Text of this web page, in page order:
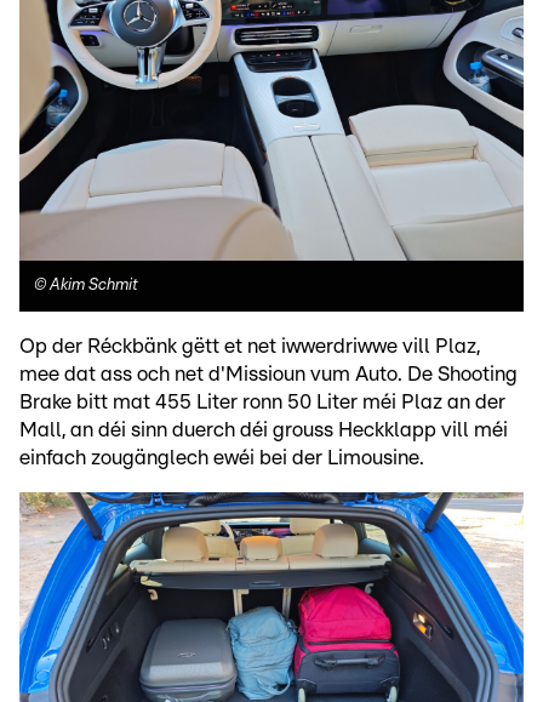
©Akim Schmit
Op der Réckbänk gëtt et net iwwerdriwwe vill Plaz,
mee dat ass och net d'Missioun vum Auto. De Shooting
Brake bitt mat 455 Liter ronn 50 Liter méi Plaz an der
Mall, an déi sinn duerch déi grouss Heckklapp vill méi
einfach zougänglech ewéi bei der Limousine.